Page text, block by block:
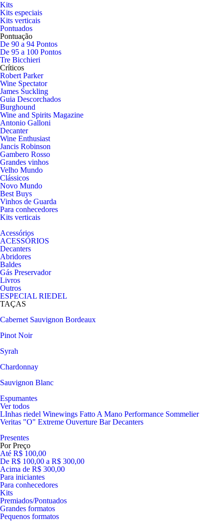
Kits
Kits especiais
Kits verticais
Pontuados
Pontuação
De 90 a 94 Pontos
De 95 a 100 Pontos
Tre Bicchieri
Críticos
Robert Parker
Wine Spectator
James Suckling
Guia Descorchados
Burghound
Wine and Spirits Magazine
Antonio Galloni
Decanter
Wine Enthusiast
Jancis Robinson
Gambero Rosso
Grandes vinhos
Velho Mundo
Clássicos
Novo Mundo
Best Buys
Vinhos de Guarda
Para conhecedores
Kits verticais
Acessórios
ACESSÓRIOS
Decanters
Abridores
Baldes
Gás Preservador
Livros
Outros
ESPECIAL RIEDEL
TAÇAS
Cabernet Sauvignon Bordeaux
Pinot Noir
Syrah
Chardonnay
Sauvignon Blanc
Espumantes
Ver todos
LInhas riedel Winewings Fatto A Mano Performance Sommelier
Veritas "O" Extreme Ouverture Bar Decanters
Presentes
Por Preço
Até R$ 100,00
De R$ 100,00 a R$ 300,00
Acima de R$ 300,00
Para iniciantes
Para conhecedores
Kits
Premiados/Pontuados
Grandes formatos
Pequenos formatos